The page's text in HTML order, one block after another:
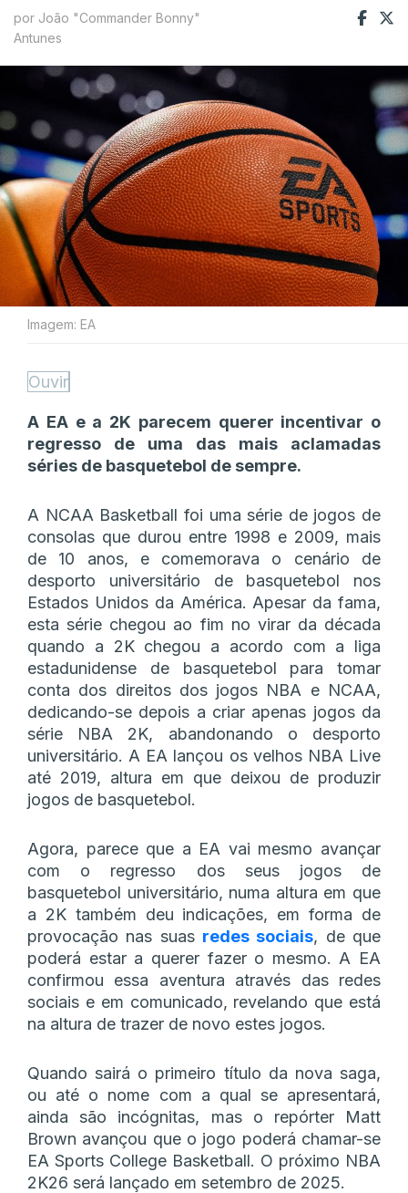
por João "Commander Bonny"
Antunes
Imagem: EA
Ouvir
A EA e a 2K parecem querer incentivar o
regresso de uma das mais aclamadas
séries de basquetebol de sempre.
A NCAA Basketball foi uma série de jogos de
consolas que durou entre 1998 e 2009, mais
de 10 anos, e comemorava o cenário de
desporto universitário de basquetebol nos
Estados Unidos da América. Apesar da fama,
esta série chegou ao fim no virar da década
quando a 2K chegou a acordo com a liga
estadunidense de basquetebol para tomar
conta dos direitos dos jogos NBA e NCAA,
dedicando-se depois a criar apenas jogos da
série NBA 2K, abandonando o desporto
universitário. A EA lançou os velhos NBA Live
até 2019, altura em que deixou de produzir
jogos de basquetebol.
Agora, parece que a EA vai mesmo avançar
com o regresso dos seus jogos de
basquetebol universitário, numa altura em que
a 2K também deu indicações, em forma de
provocação nas suas redes sociais, de que
poderá estar a querer fazer o mesmo. A EA
confirmou essa aventura através das redes
sociais e em comunicado, revelando que está
na altura de trazer de novo estes jogos.
Quando sairá o primeiro título da nova saga,
ou até o nome com a qual se apresentará,
ainda são incógnitas, mas o repórter Matt
Brown avançou que o jogo poderá chamar-se
EA Sports College Basketball. O próximo NBA
2K26 será lançado em setembro de 2025.